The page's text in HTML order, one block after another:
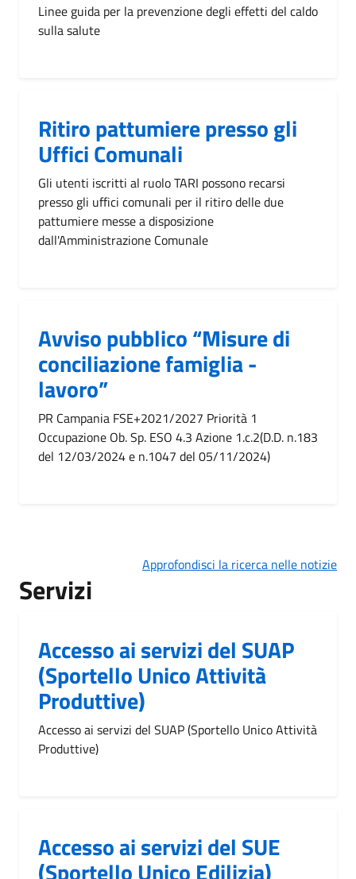
Linee guida per la prevenzione degli effetti del caldo
sulla salute
Ritiro pattumiere presso gli
Uffici Comunali
Gli utenti iscritti al ruolo TARI possono recarsi
presso gli uffici comunali per il ritiro delle due
pattumiere messe a disposizione
dall'Amministrazione Comunale
Avviso pubblico “Misure di
conciliazione famiglia -
lavoro”
PR Campania FSE+2021/2027 Priorità 1
Occupazione Ob. Sp. ESO 4.3 Azione 1.c.2(D.D. n.183
del 12/03/2024 e n.1047 del 05/11/2024)
Approfondisci la ricerca nelle notizie
Servizi
Accesso ai servizi del SUAP
(Sportello Unico Attività
Produttive)
Accesso ai servizi del SUAP (Sportello Unico Attività
Produttive)
Accesso ai servizi del SUE
(Sportello Unico Edilizia)